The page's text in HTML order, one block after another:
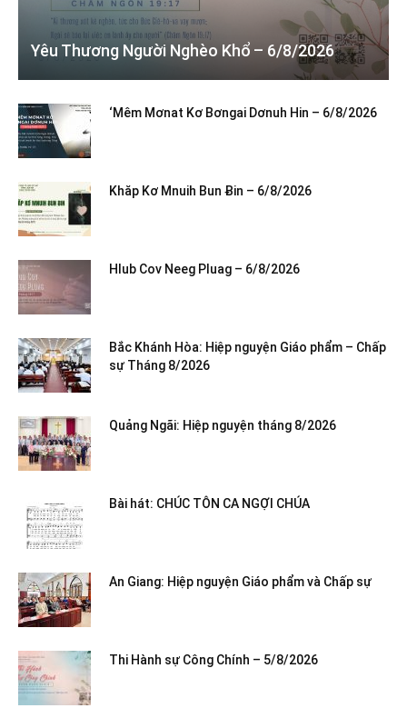
Yêu Thương Người Nghèo Khổ – 6/8/2026
‘Mêm Mơnat Kơ Bơngai Dơnuh Hin – 6/8/2026
Khăp Kơ Mnuih Bun Ƀin – 6/8/2026
Hlub Cov Neeg Pluag – 6/8/2026
Bắc Khánh Hòa: Hiệp nguyện Giáo phẩm – Chấp
sự Tháng 8/2026
Quảng Ngãi: Hiệp nguyện tháng 8/2026
Bài hát: CHÚC TÔN CA NGỢI CHÚA
An Giang: Hiệp nguyện Giáo phẩm và Chấp sự
Thi Hành sự Công Chính – 5/8/2026